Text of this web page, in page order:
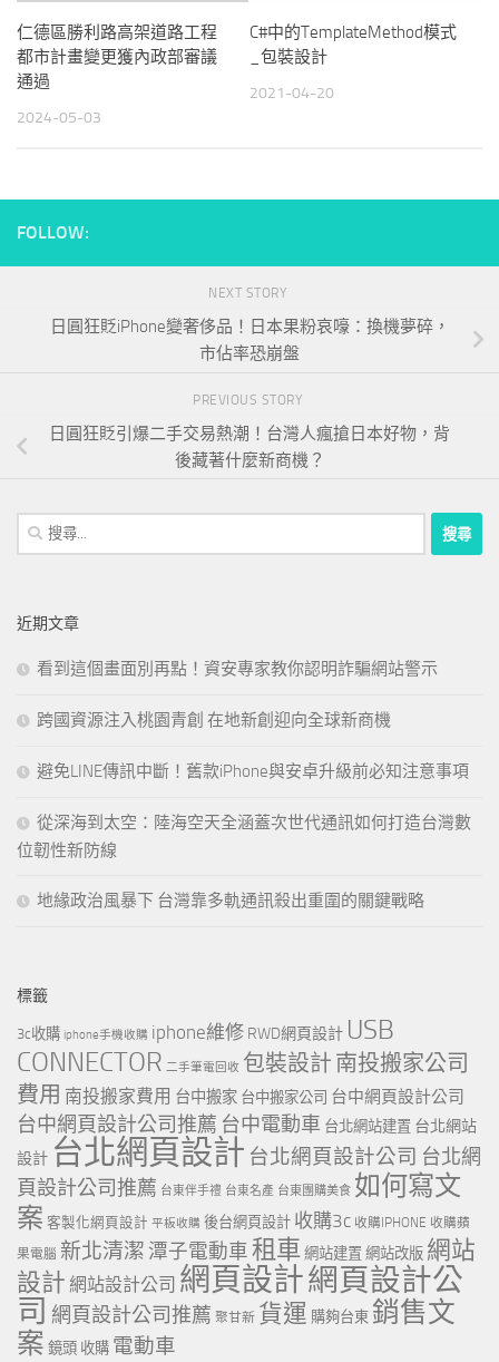
仁德區勝利路高架道路工程
都市計畫變更獲內政部審議
通過
2024-05-03
C#中的TemplateMethod模式
_包裝設計
2021-04-20
FOLLOW:
NEXT STORY
日圓狂貶iPhone變奢侈品！日本果粉哀嚎：換機夢碎，
市佔率恐崩盤
PREVIOUS STORY
日圓狂貶引爆二手交易熱潮！台灣人瘋搶日本好物，背
後藏著什麼新商機？
搜
尋
字:
近期文章
看到這個畫面別再點！資安專家教你認明詐騙網站警示
跨國資源注入桃園青創 在地新創迎向全球新商機
避免LINE傳訊中斷！舊款iPhone與安卓升級前必知注意事項
從深海到太空：陸海空天全涵蓋次世代通訊如何打造台灣數
位韌性新防線
地緣政治風暴下 台灣靠多軌通訊殺出重圍的關鍵戰略
標籤
3c收購 iphone手機收購 iphone維修 RWD網頁設計 USB
CONNECTOR 二手筆電回收 包裝設計 南投搬家公司
費用 南投搬家費用 台中搬家 台中搬家公司 台中網頁設計公司
台中網頁設計公司推薦 台中電動車 台北網站建置 台北網站
設計 台北網頁設計 台北網頁設計公司 台北網
頁設計公司推薦 台東伴手禮 台東名產 台東團購美食 如何寫文
案 客製化網頁設計 平板收購 後台網頁設計 收購3c 收購IPHONE 收購蘋
果電腦 新北清潔 潭子電動車租車 網站建置 網站改版 網站
設計 網站設計公司 網頁設計網頁設計公
司 網頁設計公司推薦 聚甘新 貨運 購夠台東 銷售文
案 鏡頭 收購 電動車